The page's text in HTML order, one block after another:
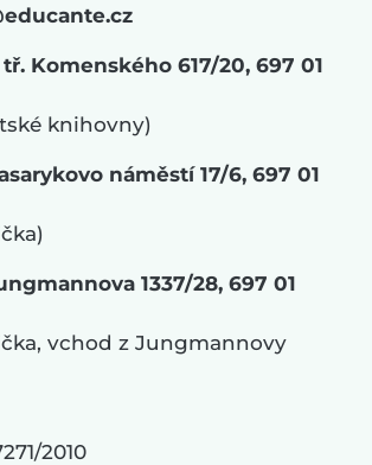
tř. Komenského 617/20, 697 01
knihovny)
náměstí 17/6, 697 01
1337/28, 697 01
vchod z Jungmannovy
2010